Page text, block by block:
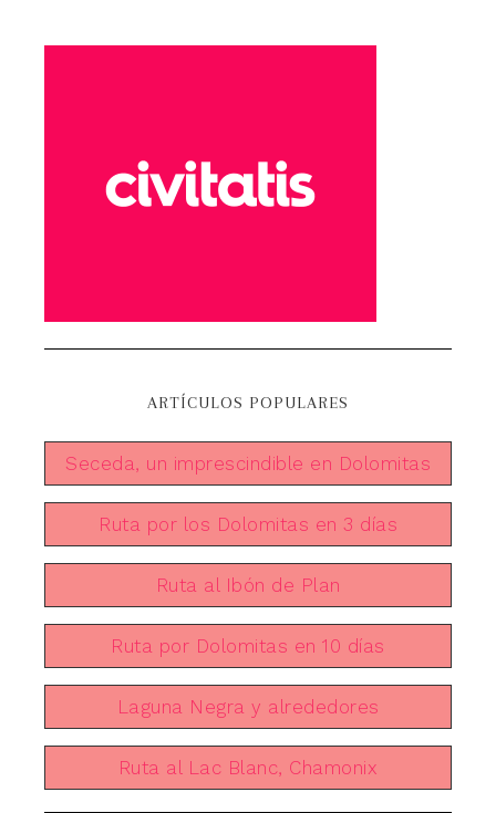
ARTÍCULOS POPULARES
Seceda, un imprescindible en Dolomitas
Ruta por los Dolomitas en 3 días
Ruta al Ibón de Plan
Ruta por Dolomitas en 10 días
Laguna Negra y alrededores
Ruta al Lac Blanc, Chamonix